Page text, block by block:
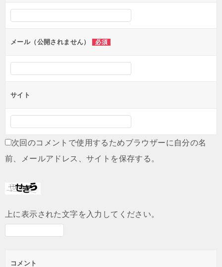
シ
ンメール（公開されません） 必須
サイト
次回のコメントで使用するためブラウザーに自分の名
前、メールアドレス、サイトを保存する。
上に表示された文字を入力してください。
コメント